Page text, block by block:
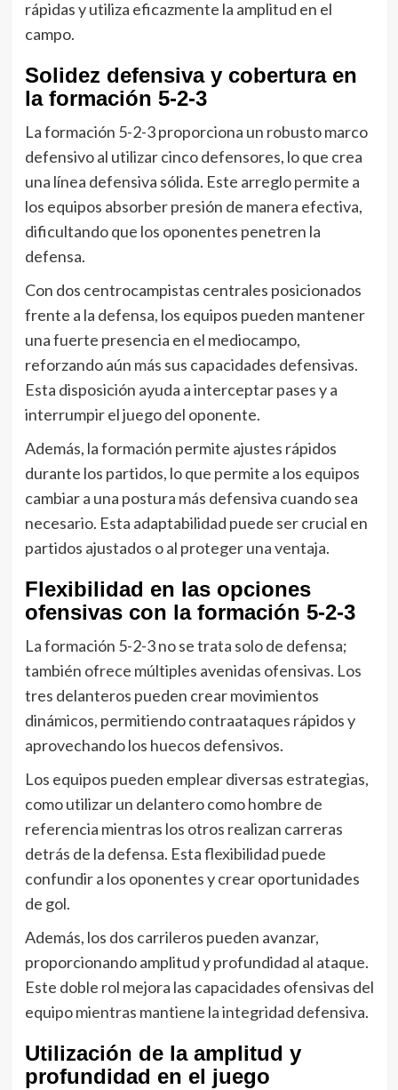
rápidas y utiliza eficazmente la amplitud en el
campo.
Solidez defensiva y cobertura en
la formación 5-2-3
La formación 5-2-3 proporciona un robusto marco
defensivo al utilizar cinco defensores, lo que crea
una línea defensiva sólida. Este arreglo permite a
los equipos absorber presión de manera efectiva,
dificultando que los oponentes penetren la
defensa.
Con dos centrocampistas centrales posicionados
frente a la defensa, los equipos pueden mantener
una fuerte presencia en el mediocampo,
reforzando aún más sus capacidades defensivas.
Esta disposición ayuda a interceptar pases y a
interrumpir el juego del oponente.
Además, la formación permite ajustes rápidos
durante los partidos, lo que permite a los equipos
cambiar a una postura más defensiva cuando sea
necesario. Esta adaptabilidad puede ser crucial en
partidos ajustados o al proteger una ventaja.
Flexibilidad en las opciones
ofensivas con la formación 5-2-3
La formación 5-2-3 no se trata solo de defensa;
también ofrece múltiples avenidas ofensivas. Los
tres delanteros pueden crear movimientos
dinámicos, permitiendo contraataques rápidos y
aprovechando los huecos defensivos.
Los equipos pueden emplear diversas estrategias,
como utilizar un delantero como hombre de
referencia mientras los otros realizan carreras
detrás de la defensa. Esta flexibilidad puede
confundir a los oponentes y crear oportunidades
de gol.
Además, los dos carrileros pueden avanzar,
proporcionando amplitud y profundidad al ataque.
Este doble rol mejora las capacidades ofensivas del
equipo mientras mantiene la integridad defensiva.
Utilización de la amplitud y
profundidad en el juego